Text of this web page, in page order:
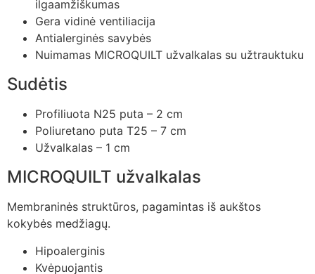
ilgaamžiškumas
Gera vidinė ventiliacija
Antialerginės savybės
Nuimamas MICROQUILT užvalkalas su užtrauktuku
Sudėtis
Profiliuota N25 puta – 2 cm
Poliuretano puta T25 – 7 cm
Užvalkalas – 1 cm
MICROQUILT užvalkalas
Membraninės struktūros, pagamintas iš aukštos
kokybės medžiagų.
Hipoalerginis
Kvėpuojantis